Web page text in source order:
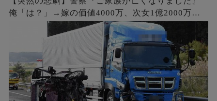
俺「は？」→嫁の価値4000万、次女1億2000万。
事故で6人の家族と引換えに大金GET。俺「会社辞
めさせて貰うわ」